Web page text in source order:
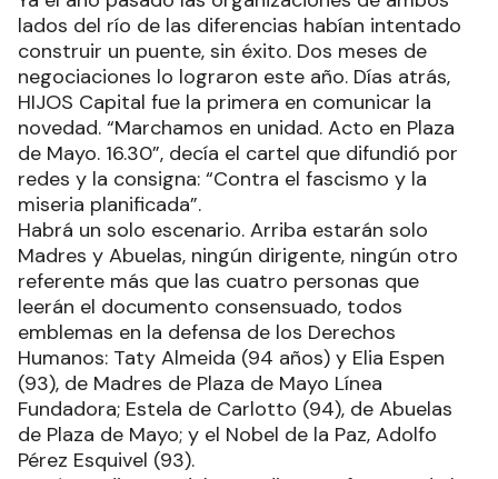
lados del río de las diferencias habían intentado
construir un puente, sin éxito. Dos meses de
negociaciones lo lograron este año. Días atrás,
HIJOS Capital fue la primera en comunicar la
novedad. “Marchamos en unidad. Acto en Plaza
de Mayo. 16.30”, decía el cartel que difundió por
redes y la consigna: “Contra el fascismo y la
miseria planificada”.
Habrá un solo escenario. Arriba estarán solo
Madres y Abuelas, ningún dirigente, ningún otro
referente más que las cuatro personas que
leerán el documento consensuado, todos
emblemas en la defensa de los Derechos
Humanos: Taty Almeida (94 años) y Elia Espen
(93), de Madres de Plaza de Mayo Línea
Fundadora; Estela de Carlotto (94), de Abuelas
de Plaza de Mayo; y el Nobel de la Paz, Adolfo
Pérez Esquivel (93).